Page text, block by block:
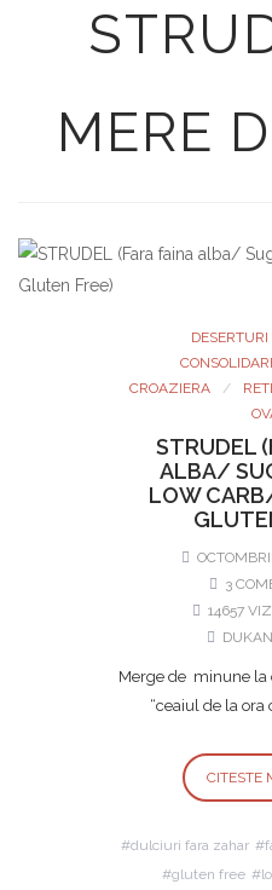
MERE
DESERTURI
CROAZIERA
STRUDEL
ALBA/
LOW
3
14657
Merge de minune la
“ceaiul de la ora
CITESTE
dulciuri fara zahar
gluten free